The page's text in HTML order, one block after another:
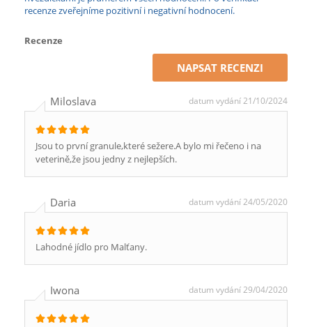
recenze zveřejníme pozitivní i negativní hodnocení.
Recenze
NAPSAT RECENZI
Miloslava datum vydání 21/10/2024
Jsou to první granule,které sežere.A bylo mi řečeno i na
veterině,že jsou jedny z nejlepších.
Daria datum vydání 24/05/2020
Lahodné jídlo pro Malťany.
Iwona datum vydání 29/04/2020